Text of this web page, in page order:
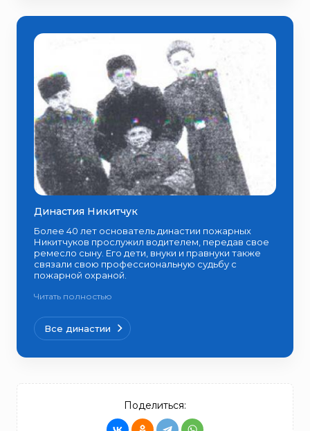
Династия Никитчук
Более 40 лет основатель династии пожарных
Никитчуков прослужил водителем, передав свое
ремесло сыну. Его дети, внуки и правнуки также
связали свою профессиональную судьбу с
пожарной охраной.
Читать полностью
Все династии
Поделиться: